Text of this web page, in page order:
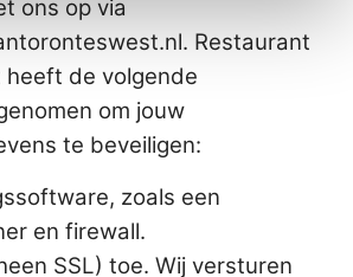
ons op via
Restaurant
heeft de volgende
om jouw
te beveiligen:
zoals een
en firewall.
SSL) toe. Wij versturen